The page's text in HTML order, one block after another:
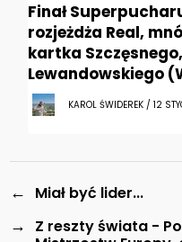
Finał
rozjeżdża Real,
kartka
Lewandowskiego
KAROL ŚWIDEREK / 12
← Miał być lider...
→
Z reszty świata -